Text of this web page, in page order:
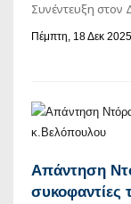
Συνέντευξη
Πέμπτη, 18 Δεκ 2025
Απάντηση
συκοφαντίες